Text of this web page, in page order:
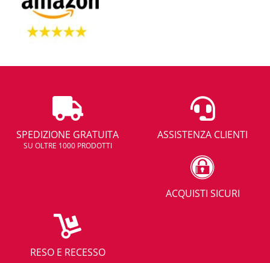
SPEDIZIONE GRATUITA
SU OLTRE 1000 PRODOTTI
ASSISTENZA CLIENTI
ACQUISTI SICURI
RESO E RECESSO